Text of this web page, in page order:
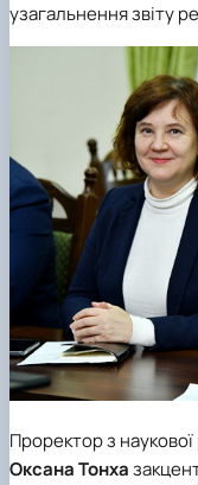
узагальнення звіту
Проректор з наукової
Оксана Тонха